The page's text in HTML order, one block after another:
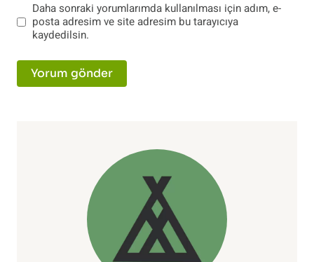
Daha sonraki yorumlarımda kullanılması için adım, e-
posta adresim ve site adresim bu tarayıcıya
kaydedilsin.